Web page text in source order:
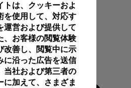
トは、クッキーおよ
を使用して、対応す
運営および提供して
、お客様の閲覧体験
改善し、閲覧中に示
に沿った広告を送信
当社および第三者の
に加えて、さまざま